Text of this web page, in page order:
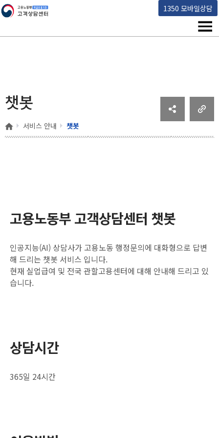
1350 모바일상담
고용노동부 책임운영기관 고객상담센터
메
챗봇
홈 서비스 안내 챗봇
고용노동부 고객상담센터 챗봇
인공지능(AI) 상담사가 고용노동 행정문의에 대화형으로 답변
해 드리는 챗봇 서비스 입니다.
현재 실업급여 및 전국 관할고용센터에 대해 안내해 드리고 있
습니다.
상담시간
365일 24시간